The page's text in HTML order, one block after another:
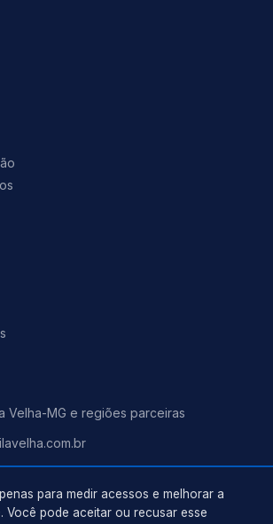
Velha-MG e regiões parceiras
para medir acessos e melhorar a
Você pode aceitar ou recusar esse